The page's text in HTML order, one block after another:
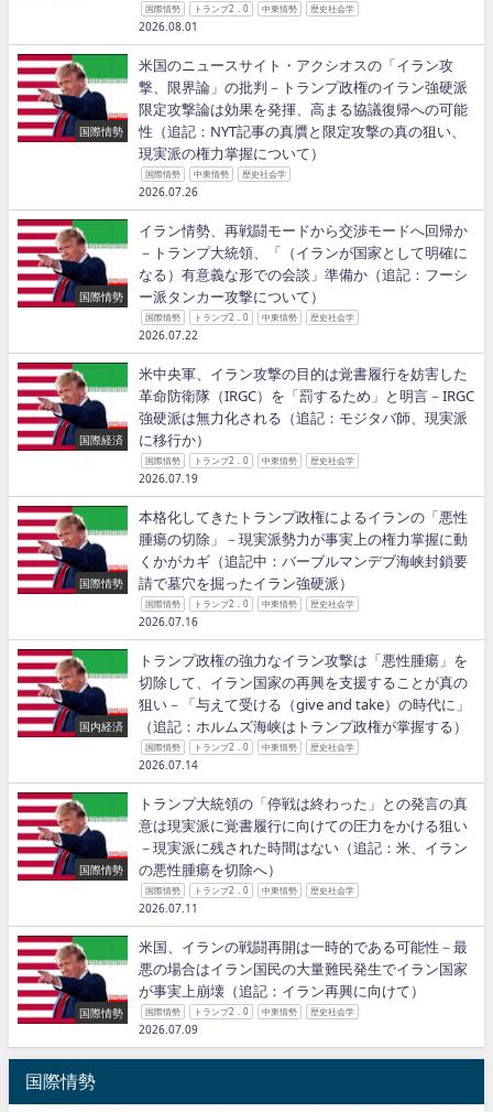
国際情勢 トランプ2．0 中東情勢 歴史社会学
2026.08.01
国際情勢
米国のニュースサイト・アクシオスの「イラン攻
撃、限界論」の批判－トランプ政権のイラン強硬派
限定攻撃論は効果を発揮、高まる協議復帰への可能
性（追記：NYT記事の真贋と限定攻撃の真の狙い、
現実派の権力掌握について）
国際情勢 中東情勢 歴史社会学
2026.07.26
国際情勢
イラン情勢、再戦闘モードから交渉モードへ回帰か
－トランプ大統領、「（イランが国家として明確に
なる）有意義な形での会談」準備か（追記：フーシ
ー派タンカー攻撃について）
国際情勢 トランプ2．0 中東情勢 歴史社会学
2026.07.22
国際経済
米中央軍、イラン攻撃の目的は覚書履行を妨害した
革命防衛隊（IRGC）を「罰するため」と明言－IRGC
強硬派は無力化される（追記：モジタバ師、現実派
に移行か）
国際情勢 トランプ2．0 中東情勢 歴史社会学
2026.07.19
国際情勢
本格化してきたトランプ政権によるイランの「悪性
腫瘍の切除」－現実派勢力が事実上の権力掌握に動
くかがカギ（追記中：バーブルマンデブ海峡封鎖要
請で墓穴を掘ったイラン強硬派）
国際情勢 トランプ2．0 中東情勢 歴史社会学
2026.07.16
国内経済
トランプ政権の強力なイラン攻撃は「悪性腫瘍」を
切除して、イラン国家の再興を支援することが真の
狙い－「与えて受ける（give and take）の時代に」
（追記：ホルムズ海峡はトランプ政権が掌握する）
国際情勢 トランプ2．0 中東情勢 歴史社会学
2026.07.14
国際情勢
トランプ大統領の「停戦は終わった」との発言の真
意は現実派に覚書履行に向けての圧力をかける狙い
－現実派に残された時間はない（追記：米、イラン
の悪性腫瘍を切除へ）
国際情勢 トランプ2．0 中東情勢 歴史社会学
2026.07.11
国際情勢
米国、イランの戦闘再開は一時的である可能性－最
悪の場合はイラン国民の大量難民発生でイラン国家
が事実上崩壊（追記：イラン再興に向けて）
国際情勢 トランプ2．0 中東情勢 歴史社会学
2026.07.09
国際情勢